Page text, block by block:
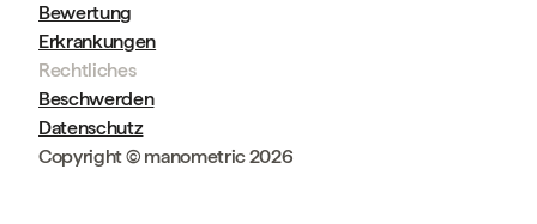
Bewertung
Erkrankungen
Rechtliches
Beschwerden
Datenschutz
Copyright © manometric 2026